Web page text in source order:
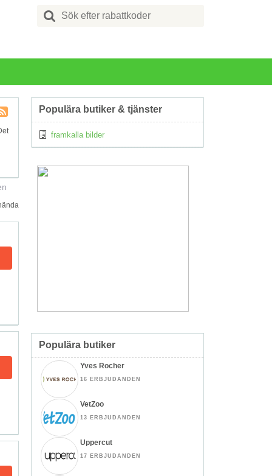
Search
for:
Populära butiker & tjänster
framkalla bilder
Populära butiker
Yves Rocher
16 ERBJUDANDEN
VetZoo
13 ERBJUDANDEN
Uppercut
17 ERBJUDANDEN